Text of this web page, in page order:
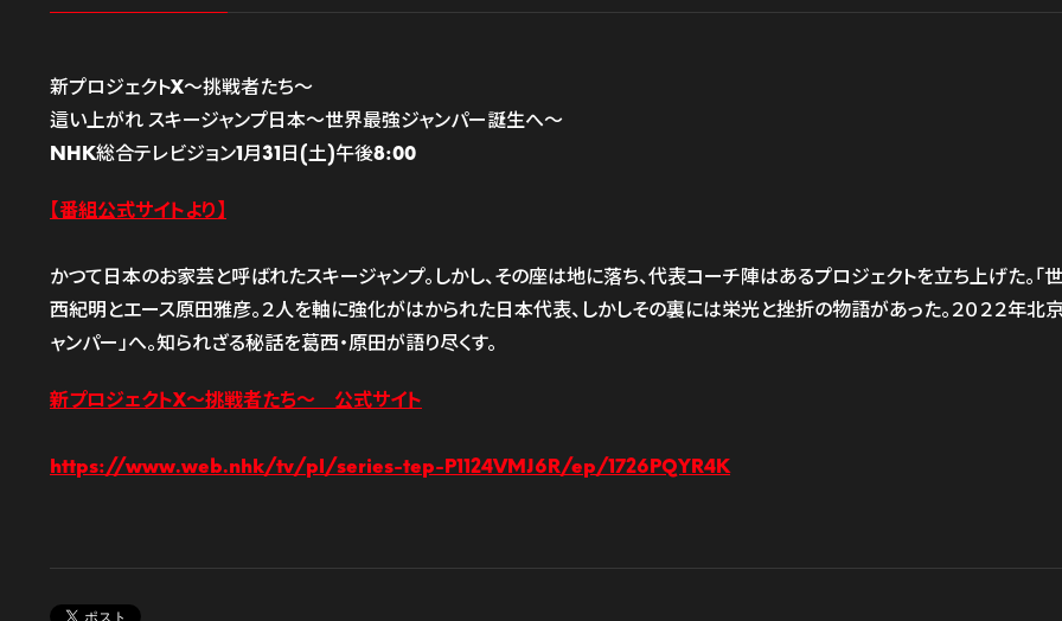
新プロジェクトX〜挑戦者たち〜
這い上がれ スキージャンプ日本〜世界最強ジャンパー誕生へ〜
NHK総合テレビジョン1月31日(土)午後8:00
【番組公式サイトより】
かつて日本のお家芸と呼ばれたスキージャンプ。しかし、その座は地に落ち、代表コーチ陣はあるプロジェクトを立ち上げた。
西紀明とエース原田雅彦。２人を軸に強化がはかられた日本代表、しかしその裏には栄光と挫折の物語があった。２０２２年北
ャンパー」へ。知られざる秘話を葛西・原田が語り尽くす。
新プロジェクトX〜挑戦者たち〜 公式サイト
https://www.web.nhk/tv/pl/series-tep-P1124VMJ6R/ep/1726PQYR4K